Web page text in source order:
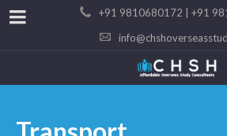
+91 9810680172 | +91